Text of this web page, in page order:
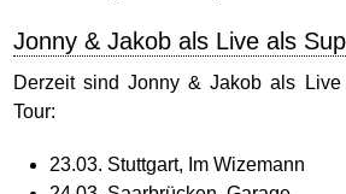
Jonny & Jakob als Live als
Derzeit sind Jonny & Jakob als
Tour:
23.03. Stuttgart, Im Wizemann